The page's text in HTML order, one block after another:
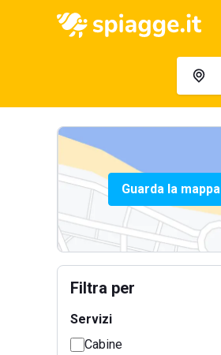
Guarda la mappa
Filtra per
Servizi
Cabine